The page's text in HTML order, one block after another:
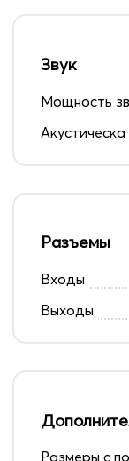
Звук
Мощность
Разъемы
Входы
Выходы
Размеры с